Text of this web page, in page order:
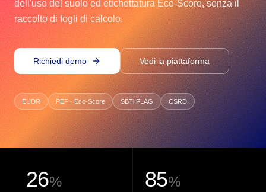
dell'uso del suolo ed etichettatura Eco-Score, senza il
raccolto di fogli di calcolo.
Richiedi demo Vedi la piattaforma
EUDR PEF · Eco-Score SBTi FLAG CSRD
26% 85%